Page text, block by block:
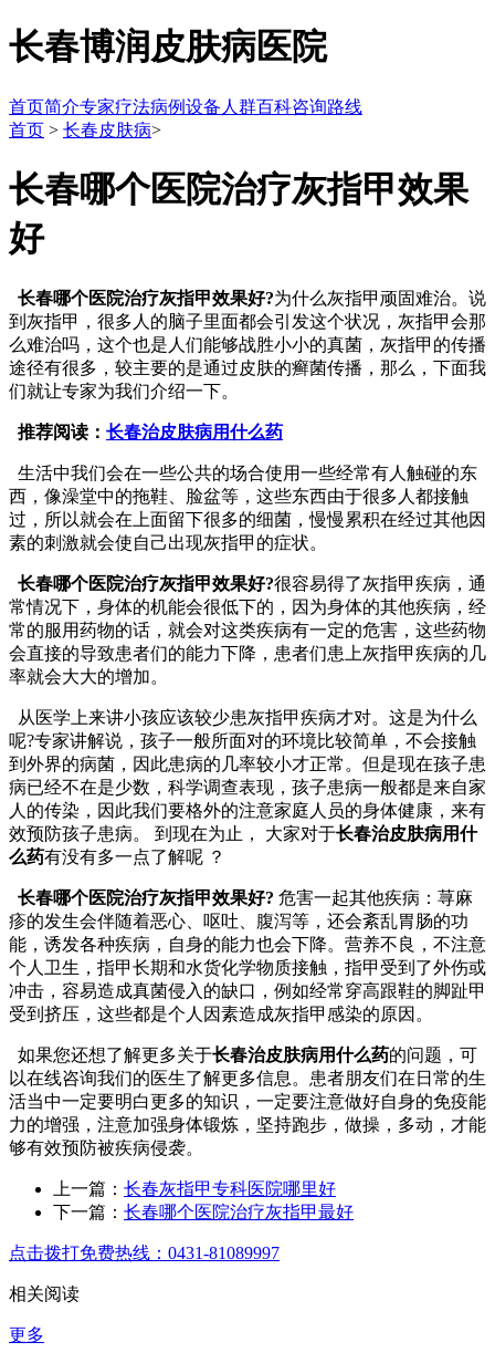
长春博润皮肤病医院
首页简介专家疗法病例设备 人群百科咨询路线
首页 > 长春皮肤病>
长春哪个医院治疗灰指甲效果
好
长春哪个医院治疗灰指甲效果好?为什么灰指甲顽固难治。说
到灰指甲，很多人的脑子里面都会引发这个状况，灰指甲会那
么难治吗，这个也是人们能够战胜小小的真菌，灰指甲的传播
途径有很多，较主要的是通过皮肤的癣菌传播，那么，下面我
们就让专家为我们介绍一下。
推荐阅读： 长春治皮肤病用什么药
生活中我们会在一些公共的场合使用一些经常有人触碰的东
西，像澡堂中的拖鞋、脸盆等，这些东西由于很多人都接触
过，所以就会在上面留下很多的细菌，慢慢累积在经过其他因
素的刺激就会使自己出现灰指甲的症状。
长春哪个医院治疗灰指甲效果好?很容易得了灰指甲疾病，通
常情况下，身体的机能会很低下的，因为身体的其他疾病，经
常的服用药物的话，就会对这类疾病有一定的危害，这些药物
会直接的导致患者们的能力下降，患者们患上灰指甲疾病的几
率就会大大的增加。
从医学上来讲小孩应该较少患灰指甲疾病才对。这是为什么
呢?专家讲解说，孩子一般所面对的环境比较简单，不会接触
到外界的病菌，因此患病的几率较小才正常。但是现在孩子患
病已经不在是少数，科学调查表现，孩子患病一般都是来自家
人的传染，因此我们要格外的注意家庭人员的身体健康，来有
效预防孩子患病。 到现在为止， 大家对于长春治皮肤病用什
么药有没有多一点了解呢 ？
长春哪个医院治疗灰指甲效果好? 危害一起其他疾病：荨麻
疹的发生会伴随着恶心、呕吐、腹泻等，还会紊乱胃肠的功
能，诱发各种疾病，自身的能力也会下降。营养不良，不注意
个人卫生，指甲长期和水货化学物质接触，指甲受到了外伤或
冲击，容易造成真菌侵入的缺口，例如经常穿高跟鞋的脚趾甲
受到挤压，这些都是个人因素造成灰指甲感染的原因。
如果您还想了解更多关于长春治皮肤病用什么药的问题，可
以在线咨询我们的医生了解更多信息。患者朋友们在日常的生
活当中一定要明白更多的知识，一定要注意做好自身的免疫能
力的增强，注意加强身体锻炼，坚持跑步，做操，多动，才能
够有效预防被疾病侵袭。
上一篇： 长春灰指甲专科医院哪里好
下一篇： 长春哪个医院治疗灰指甲最好
点击拨打免费热线：0431-81089997
相关阅读
更多